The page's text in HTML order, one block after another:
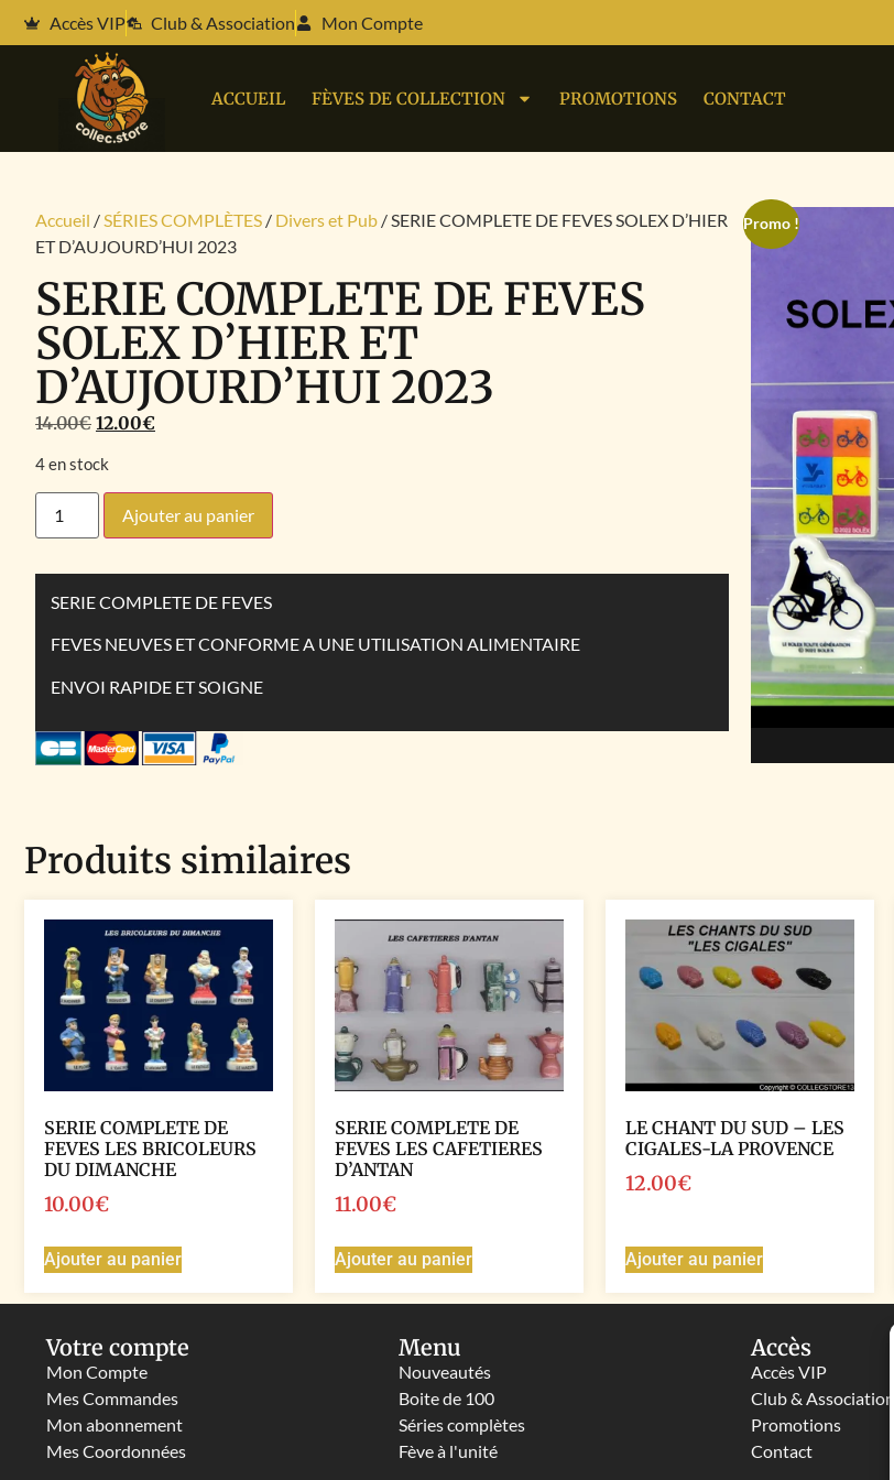
Accès VIP Club & Association Mon Compte
ACCUEIL FÈVES DE COLLECTION PROMOTIONS CONTACT
Accueil /SÉRIES COMPLÈTES / Divers et Pub / SERIE COMPLETE DE FEVES SOLEX D’HIER
ET D’AUJOURD’HUI 2023
SERIE COMPLETE DE FEVES
SOLEX D’HIER ET
D’AUJOURD’HUI 2023
14.00€ 12.00€
4 en stock
Ajouter au panier
SERIE COMPLETE DE FEVES
FEVES NEUVES ET CONFORME A UNE UTILISATION ALIMENTAIRE
ENVOI RAPIDE ET SOIGNE
Promo !
Produits similaires
SERIE COMPLETE DE
FEVES LES BRICOLEURS
DU DIMANCHE
10.00€
Ajouter au panier
SERIE COMPLETE DE
FEVES LES CAFETIERES
D’ANTAN
11.00€
Ajouter au panier
LE CHANT DU SUD – LES
CIGALES-LA PROVENCE
12.00€
Ajouter au panier
Votre compte
Mon Compte
Mes Commandes
Mon abonnement
Mes Coordonnées
Menu
Nouveautés
Boite de 100
Séries complètes
Fève à l'unité
Accès
Accès VIP
Club & Associations
Promotions
Contact